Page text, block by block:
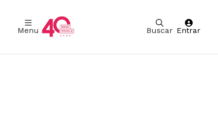
Buscar
Menu Entrar